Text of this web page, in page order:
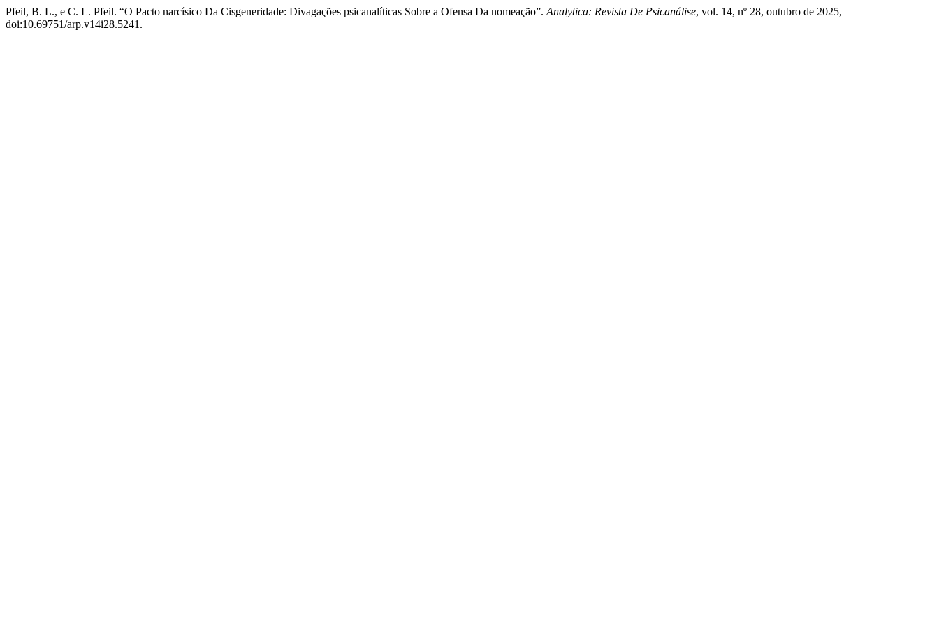
Pfeil, B. L., e C. L. Pfeil. “O Pacto narcísico Da Cisgeneridade: Divagações psicanalíticas Sobre a Ofensa Da nomeação”. Analytica: Revista De Psicanálise, vol. 14, nº 28, outubro de 2025,
doi:10.69751/arp.v14i28.5241.